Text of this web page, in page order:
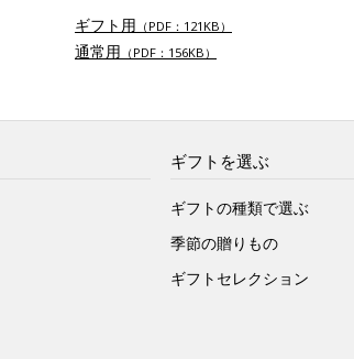
ギフト用 （PDF：121KB）
通常用 （PDF：156KB）
ギフトを選ぶ
ギフトの種類で選ぶ
季節の贈りもの
ギフトセレクション